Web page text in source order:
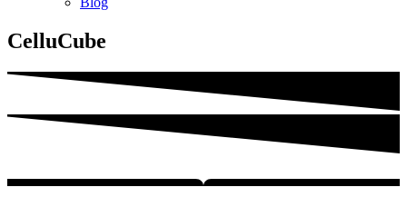
CelluCube